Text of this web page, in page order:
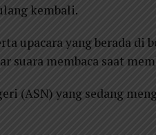
kembali.
upacara yang berada di
suara membaca saat
(ASN) yang sedang